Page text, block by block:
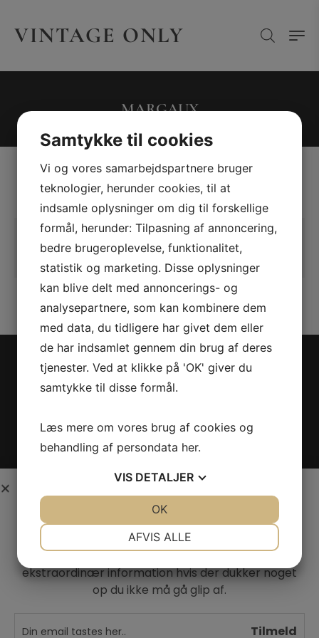
VINTAGE ONLY
MARGAUX
Der blev ikke fundet nogle varer, der
matcher dit valg.
VINTAGE ONLY
Privatlivspolitik
Smileyrapport
Samtykke til cookies
Vi og vores samarbejdspartnere bruger
teknologier, herunder cookies, til at
indsamle oplysninger om dig til forskellige
formål, herunder: Tilpasning af annoncering,
bedre brugeroplevelse, funktionalitet,
statistik og marketing. Disse oplysninger
kan blive delt med annoncerings- og
analysepartnere, som kan kombinere dem
med data, du tidligere har givet dem eller
de har indsamlet gennem din brug af deres
tjenester. Ved at klikke på 'OK' giver du
samtykke til disse formål.
Læs mere om vores brug af cookies og
behandling af persondata her.
VIS DETALJER
MARKETING STATISTIK
AFVIS ALLE
OK
Skriv dig op til nyheder fra Vintage Only.
Du modtager særtilbud en gang om ugen,
information om nye vinhuse i sortimentet, samt
ekstraordinær information hvis der dukker noget
op du ikke må gå glip af.
Tilmeld